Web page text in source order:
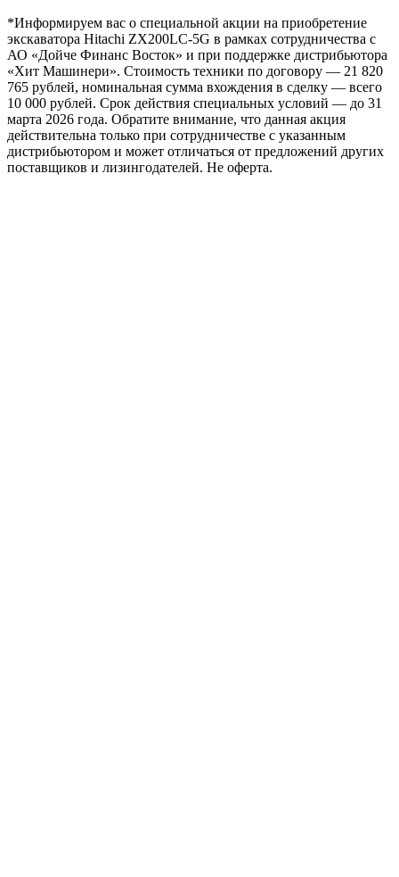
*Информируем вас о специальной акции на приобретение
экскаватора Hitachi ZX200LC-5G в рамках сотрудничества с
АО «Дойче Финанс Восток» и при поддержке дистрибьютора
«Хит Машинери». Стоимость техники по договору — 21 820
765 рублей, номинальная сумма вхождения в сделку — всего
10 000 рублей. Срок действия специальных условий — до 31
марта 2026 года. Обратите внимание, что данная акция
действительна только при сотрудничестве с указанным
дистрибьютором и может отличаться от предложений других
поставщиков и лизингодателей. Не оферта.